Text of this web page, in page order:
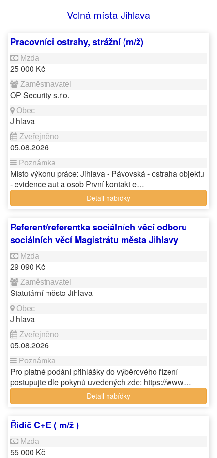
Volná místa Jihlava
Pracovníci ostrahy, strážní (m/ž)
25 000 Kč
OP Security s.r.o.
Jihlava
05.08.2026
Místo výkonu práce: Jihlava - Pávovská - ostraha objektu
- evidence aut a osob První kontakt e…
Detail nabídky
Referent/referentka sociálních věcí odboru
sociálních věcí Magistrátu města Jihlavy
29 090 Kč
Statutární město Jihlava
Jihlava
05.08.2026
Pro platné podání přihlášky do výběrového řízení
postupujte dle pokynů uvedených zde: https://www…
Detail nabídky
Řidič C+E ( m/ž )
55 000 Kč